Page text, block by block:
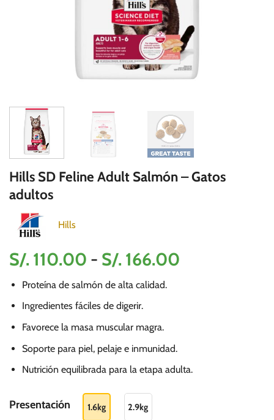
Hills SD Feline Adult Salmón – Gatos
adultos
Hills
S/. 110.00 - S/. 166.00
hasta
S/.
Proteína de salmón de alta calidad.
Ingredientes fáciles de digerir.
Favorece la masa muscular magra.
Soporte para piel, pelaje e inmunidad.
Nutrición equilibrada para la etapa adulta.
Presentación 1.6kg 2.9kg